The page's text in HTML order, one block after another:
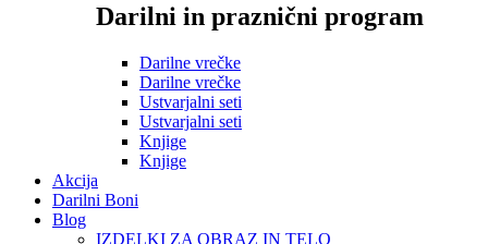
Darilni in praznični program
Darilne vrečke
Darilne vrečke
Ustvarjalni seti
Ustvarjalni seti
Knjige
Knjige
Akcija
Darilni Boni
Blog
IZDELKI ZA OBRAZ IN TELO